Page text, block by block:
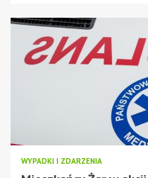
WYPADKI I ZDARZENIA